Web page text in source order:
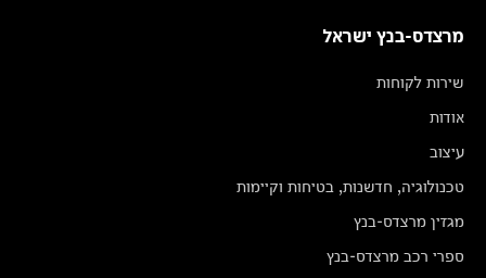
מרצדס-בנץ ישראל
שירות לקוחות
אודות
עיצוב
טכנולוגיה, חדשנות, בטיחות וקיימות
מגזין מרצדס-בנץ
ספרי רכב מרצדס-בנץ